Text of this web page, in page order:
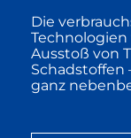
Die
Ausstoß von
Schadstoffen
ganz